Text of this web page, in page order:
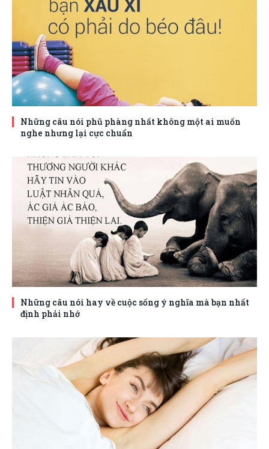
Những câu nói phũ phàng nhất không một ai muốn
nghe nhưng lại cực chuẩn
Những câu nói hay về cuộc sống ý nghĩa mà bạn nhất
định phải nhớ